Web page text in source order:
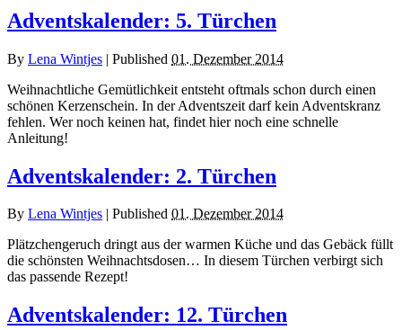
Adventskalender: 5. Türchen
By Lena Wintjes | Published 01. Dezember 2014
Weihnachtliche Gemütlichkeit entsteht oftmals schon durch einen
schönen Kerzenschein. In der Adventszeit darf kein Adventskranz
fehlen. Wer noch keinen hat, findet hier noch eine schnelle
Anleitung!
Adventskalender: 2. Türchen
By Lena Wintjes | Published 01. Dezember 2014
Plätzchengeruch dringt aus der warmen Küche und das Gebäck füllt
die schönsten Weihnachtsdosen… In diesem Türchen verbirgt sich
das passende Rezept!
Adventskalender: 12. Türchen